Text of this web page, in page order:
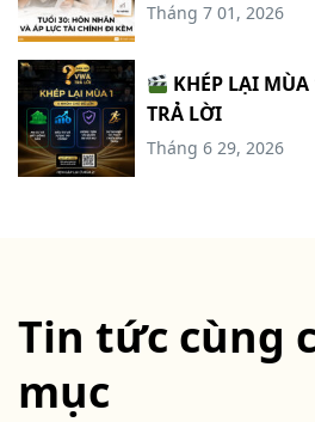
Tháng 7 01, 2026
KHÉP LẠI
TRẢ LỜI
Tháng 6 29, 2026
Tin tức cùng
mục